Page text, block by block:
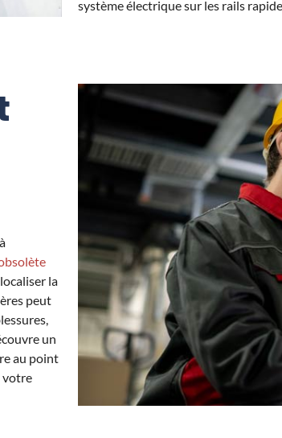
système électrique sur les rails
la
peut
un
au point
votre